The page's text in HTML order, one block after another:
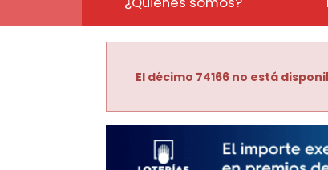
El décimo 74166 no está